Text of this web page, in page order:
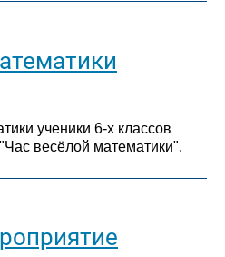
ученики 6-х классов
весёлой математики".